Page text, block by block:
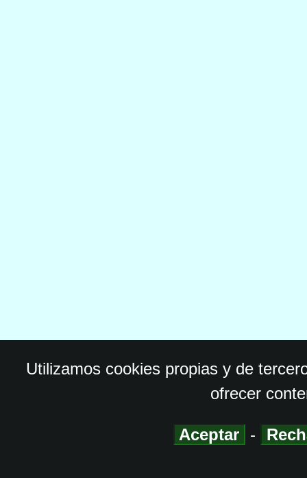
Utilizamos cookies propias y de
ofrecer
Aceptar -